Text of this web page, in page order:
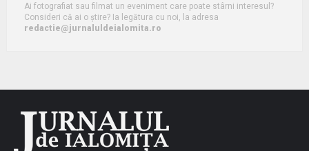
Ai fotografiat sau filmat un eveniment care poate stârni interesul?
Consideri că ai o știre? Ia legătura cu noi, la adresa
redactie@jurnaluldeialomita.ro